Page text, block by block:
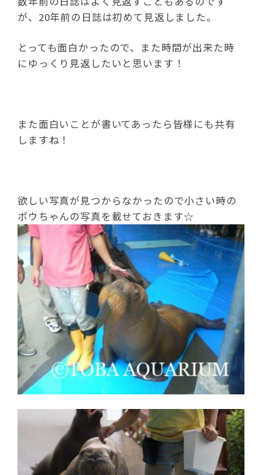
が、20年前の日誌は初めて見返しました。
とっても面白かったので、また時間が出来た時
にゆっくり見返したいと思います！
また面白いことが書いてあったら皆様にも共有
しますね！
欲しい写真が見つからなかったので小さい時の
ポウちゃんの写真を載せておきます☆